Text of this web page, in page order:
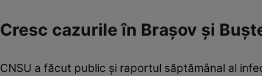
Cresc cazurile în Braşov şi
CNSU a făcut public şi raportul săptămânal al